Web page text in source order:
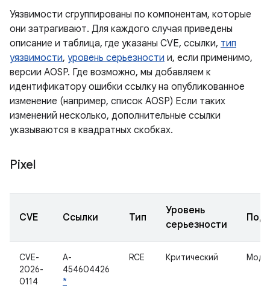
Уязвимости сгруппированы по компонентам, которые
они затрагивают. Для каждого случая приведены
описание и таблица, где указаны CVE, ссылки, тип
уязвимости, уровень серьезности и, если применимо,
версии AOSP. Где возможно, мы добавляем к
идентификатору ошибки ссылку на опубликованное
изменение (например, список AOSP) Если таких
изменений несколько, дополнительные ссылки
указываются в квадратных скобках.
Pixel
CVE Ссылки Тип
Уровень
серьезности
CVE-
2026-
0114
A-
454604426
*
RCE Критический